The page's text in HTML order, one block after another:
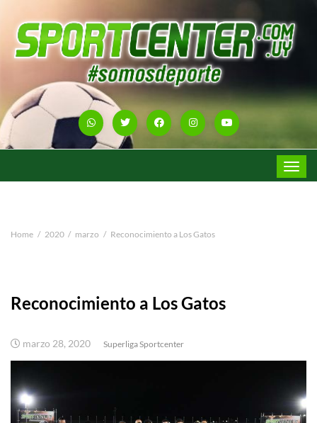
Toggle
Home 2020 marzo Reconocimiento a Los Gatos
Reconocimiento a Los Gatos
marzo 28, 2020 Superliga Sportcenter